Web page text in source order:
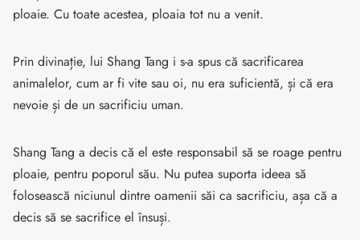
ploaie. Cu toate acestea, ploaia tot nu a venit.
Prin divinație, lui Shang Tang i s-a spus că sacrificarea
animalelor, cum ar fi vite sau oi, nu era suficientă, și că era
nevoie și de un sacrificiu uman.
Shang Tang a decis că el este responsabil să se roage pentru
ploaie, pentru poporul său. Nu putea suporta ideea să
folosească niciunul dintre oamenii săi ca sacrificiu, așa că a
decis să se sacrifice el însuși.